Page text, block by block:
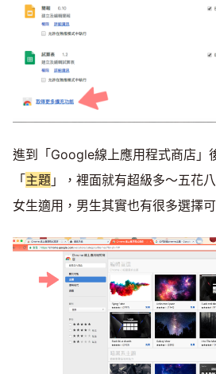
進到「Google線上應用程式商店」
「主題 」，裡面就有超級多～五花
女生適用，男生其實也有很多選擇可